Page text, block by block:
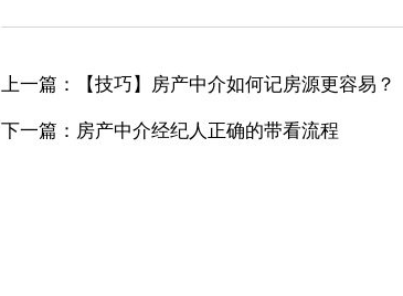
上一篇：【技巧】房产中介如何记房源更容易？
下一篇：房产中介经纪人正确的带看流程